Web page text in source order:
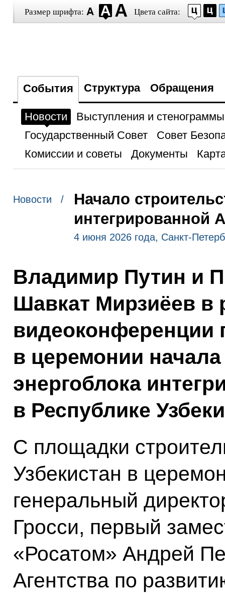
Размер шрифта: Цвета сайта:
События Структура Обращения
Новости
Выступления и стенограммы
Государственный Совет
Совет
Комиссии и советы
Документы
Новости /
Начало
интегрированной
4 июня 2026 года, Санкт-
Владимир Путин и
Шавкат Мирзиёев в
видеоконференции
в церемонии
энергоблока
в Республике
С площадки
Узбекистан в
генеральный
Гросси, первый
«Росатом» Андрей
Агентства по